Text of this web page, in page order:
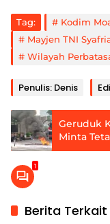
Tag: Kodim
Mayjen TNI
Wilayah
Penulis: Denis
Geruduk
Minta
1
Berita Terkait